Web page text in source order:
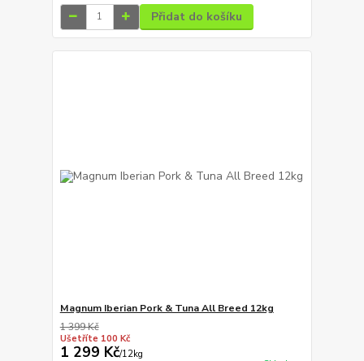
Přidat do košíku
Magnum Iberian Pork & Tuna All Breed 12kg
1 399 Kč
Ušetříte 100 Kč
1 299 Kč/12kg